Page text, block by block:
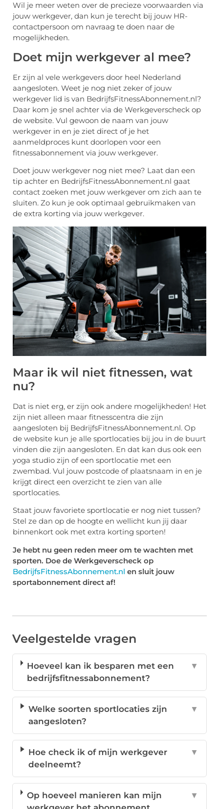
Wil je meer weten over de precieze voorwaarden via
jouw werkgever, dan kun je terecht bij jouw HR-
contactpersoon om navraag te doen naar de
mogelijkheden.
Doet mijn werkgever al mee?
Er zijn al vele werkgevers door heel Nederland
aangesloten. Weet je nog niet zeker of jouw
werkgever lid is van BedrijfsFitnessAbonnement.nl?
Daar kom je snel achter via de Werkgeverscheck op
de website. Vul gewoon de naam van jouw
werkgever in en je ziet direct of je het
aanmeldproces kunt doorlopen voor een
fitnessabonnement via jouw werkgever.
Doet jouw werkgever nog niet mee? Laat dan een
tip achter en BedrijfsFitnessAbonnement.nl gaat
contact zoeken met jouw werkgever om zich aan te
sluiten. Zo kun je ook optimaal gebruikmaken van
de extra korting via jouw werkgever.
Maar ik wil niet fitnessen, wat
nu?
Dat is niet erg, er zijn ook andere mogelijkheden! Het
zijn niet alleen maar fitnesscentra die zijn
aangesloten bij BedrijfsFitnessAbonnement.nl. Op
de website kun je alle sportlocaties bij jou in de buurt
vinden die zijn aangesloten. En dat kan dus ook een
yoga studio zijn of een sportlocatie met een
zwembad. Vul jouw postcode of plaatsnaam in en je
krijgt direct een overzicht te zien van alle
sportlocaties.
Staat jouw favoriete sportlocatie er nog niet tussen?
Stel ze dan op de hoogte en wellicht kun jij daar
binnenkort ook met extra korting sporten!
Je hebt nu geen reden meer om te wachten met
sporten. Doe de Werkgeverscheck op
BedrijfsFitnessAbonnement.nl en sluit jouw
sportabonnement direct af!
Veelgestelde vragen
Hoeveel kan ik besparen met een
bedrijfsfitnessabonnement?
▼
Welke soorten sportlocaties zijn
aangesloten?
▼
Hoe check ik of mijn werkgever
deelneemt?
▼
Op hoeveel manieren kan mijn
▼